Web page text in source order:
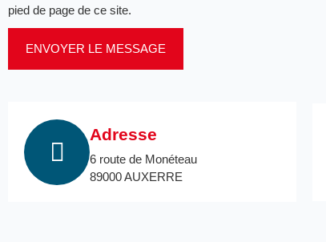
pied de page de ce site.
ENVOYER LE MESSAGE
Adresse
6 route de Monéteau
89000 AUXERRE